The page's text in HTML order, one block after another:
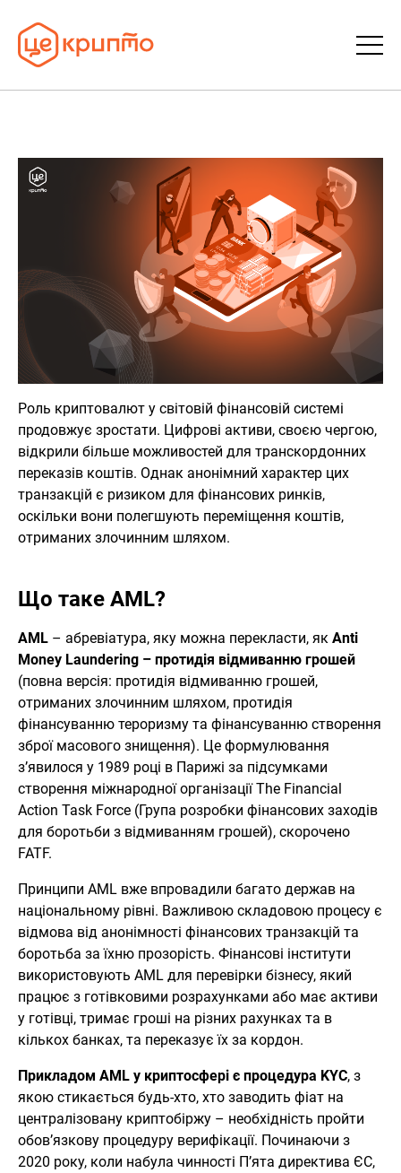
Словник
FAQ
Донати
Про ЦеКрипто
Роль криптовалют у світовій фінансовій системі
продовжує зростати. Цифрові активи, своєю чергою,
відкрили більше можливостей для транскордонних
переказів коштів. Однак анонімний характер цих
транзакцій є ризиком для фінансових ринків,
оскільки вони полегшують переміщення коштів,
отриманих злочинним шляхом.
Що таке AML?
AML – абревіатура, яку можна перекласти, як Anti
Money Laundering – протидія відмиванню грошей
(повна версія: протидія відмиванню грошей,
отриманих злочинним шляхом, протидія
фінансуванню тероризму та фінансуванню створення
зброї масового знищення). Це формулювання
з’явилося у 1989 році в Парижі за підсумками
створення міжнародної організації The Financial
Action Task Force (Група розробки фінансових заходів
для боротьби з відмиванням грошей), скорочено
FATF.
Принципи AML вже впровадили багато держав на
національному рівні. Важливою складовою процесу є
відмова від анонімності фінансових транзакцій та
боротьба за їхню прозорість. Фінансові інститути
використовують AML для перевірки бізнесу, який
працює з готівковими розрахунками або має активи
у готівці, тримає гроші на різних рахунках та в
кількох банках, та переказує їх за кордон.
Прикладом AML у криптосфері є процедура KYC, з
якою стикається будь-хто, хто заводить фіат на
централізовану криптобіржу – необхідність пройти
обов’язкову процедуру верифікації. Починаючи з
2020 року, коли набула чинності П’ята директива ЄС,